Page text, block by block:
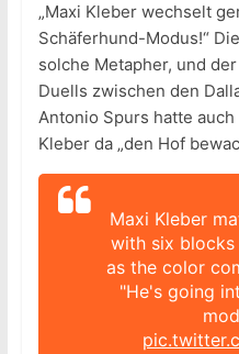
„Maxi Kleber wechselt
Schäferhund-Modus!“
solche Metapher, und
Duells zwischen den
Antonio Spurs hatte
Kleber da „den Hof
Maxi Kleber
with six blocks
as the color
"He's going